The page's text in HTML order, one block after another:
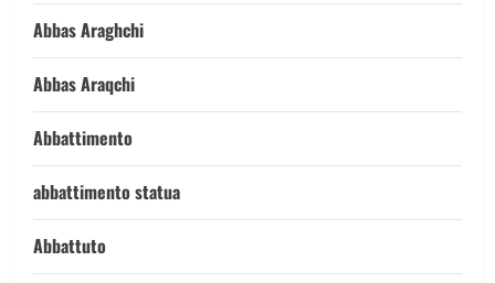
Abbas Araghchi
Abbas Araqchi
Abbattimento
abbattimento statua
Abbattuto